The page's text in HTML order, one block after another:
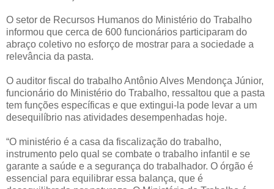
O setor de Recursos Humanos do Ministério do Trabalho
informou que cerca de 600 funcionários participaram do
abraço coletivo no esforço de mostrar para a sociedade a
relevância da pasta.
O auditor fiscal do trabalho Antônio Alves Mendonça Júnior,
funcionário do Ministério do Trabalho, ressaltou que a pasta
tem funções específicas e que extingui-la pode levar a um
desequilíbrio nas atividades desempenhadas hoje.
“O ministério é a casa da fiscalização do trabalho,
instrumento pelo qual se combate o trabalho infantil e se
garante a saúde e a segurança do trabalhador. O órgão é
essencial para equilibrar essa balança, que é